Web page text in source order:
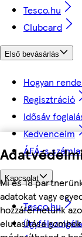
Mi és 18
adatokat vagy
hozzáférhetünk
elutasítása
Tesco.hu
Clubcard
Első bevásárlás
Hogyan
Regisztráció
Idősáv
Kedvenceim
ÁFÁ-s
Kapcsolat
Tesco.hu